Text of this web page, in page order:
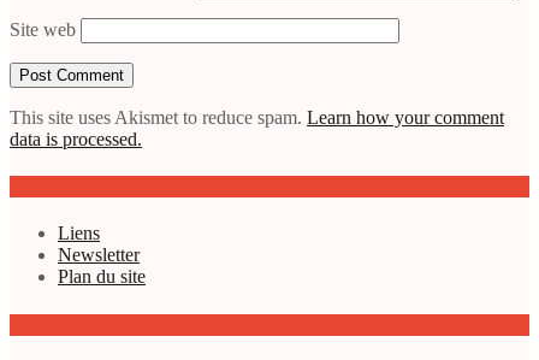
Site web
This site uses Akismet to reduce spam. Learn how your comment
data is processed.
Liens
Newsletter
Plan du site